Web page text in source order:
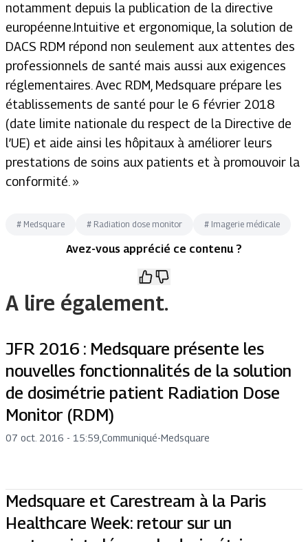
notamment depuis la publication de la directive
européenne.Intuitive et ergonomique, la solution de
DACS RDM répond non seulement aux attentes des
professionnels de santé mais aussi aux exigences
réglementaires. Avec RDM, Medsquare prépare les
établissements de santé pour le 6 février 2018
(date limite nationale du respect de la Directive de
l’UE) et aide ainsi les hôpitaux à améliorer leurs
prestations de soins aux patients et à promouvoir la
conformité. »
# Medsquare # Radiation dose monitor # Imagerie médicale
Avez-vous apprécié ce contenu ?
A lire également.
JFR 2016 : Medsquare présente les
nouvelles fonctionnalités de la solution
de dosimétrie patient Radiation Dose
Monitor (RDM)
07 oct. 2016 - 15:59 Communiqué-Medsquare
Medsquare et Carestream à la Paris
Healthcare Week: retour sur un